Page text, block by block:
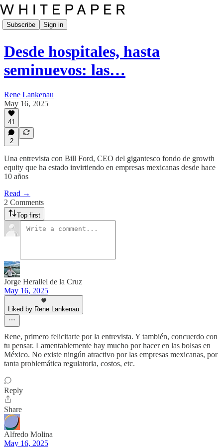
Subscribe Sign in
Desde hospitales, hasta
seminuevos: las…
Rene Lankenau
May 16, 2025
41
2
Una entrevista con Bill Ford, CEO del gigantesco fondo de growth
equity que ha estado invirtiendo en empresas mexicanas desde hace
10 años
Read →
2 Comments
Top first
Jorge Herallel de la Cruz
May 16, 2025
Liked by Rene Lankenau
Rene, primero felicitarte por la entrevista. Y también, concuerdo con
tu pensar. Lamentablemente hay mucho por hacer en las bolsas en
México. No existe ningún atractivo por las empresas mexicanas, por
tanta problemática regulatoria, costos, etc.
Reply
Share
Alfredo Molina
May 16, 2025